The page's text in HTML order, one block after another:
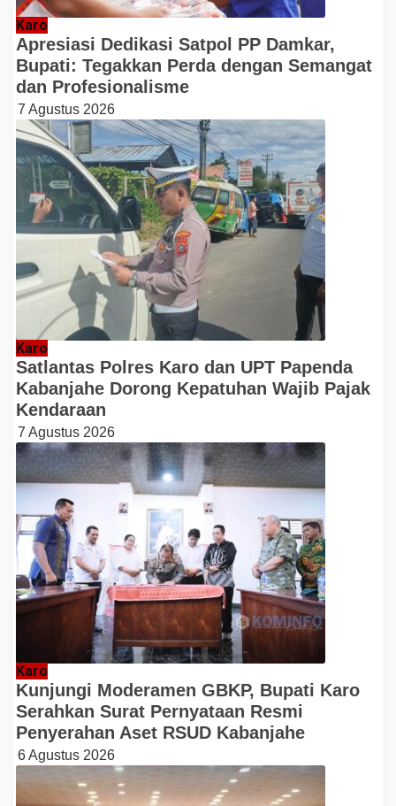
Karo
Apresiasi Dedikasi Satpol PP Damkar,
Bupati: Tegakkan Perda dengan Semangat
dan Profesionalisme
7 Agustus 2026
Karo
Satlantas Polres Karo dan UPT Papenda
Kabanjahe Dorong Kepatuhan Wajib Pajak
Kendaraan
7 Agustus 2026
Karo
Kunjungi Moderamen GBKP, Bupati Karo
Serahkan Surat Pernyataan Resmi
Penyerahan Aset RSUD Kabanjahe
6 Agustus 2026